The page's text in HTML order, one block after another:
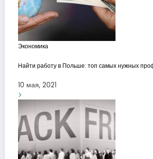
Экономика
Найти работу в Польше: топ самых нужных
10 мая, 2021